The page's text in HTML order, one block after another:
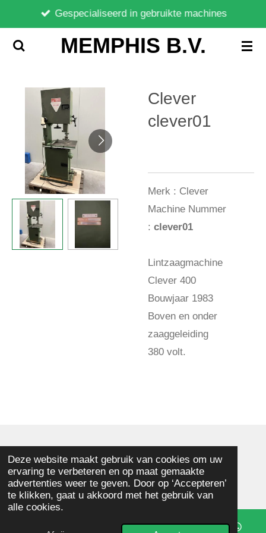
Deze website maakt gebruik van cookies om uw
ervaring te verbeteren en op maat gemaakte
advertenties weer te geven. Door op ‘Accepteren’
te klikken, gaat u akkoord met het gebruik van
alle cookies.
direct
naar
hoofdinhoud
MEMPHIS B.V.
Gespecialiseerd in gebruikte machines
Clever
clever01
Merk : Clever
Machine Nummer
: clever01
Lintzaagmachine
Clever 400
Bouwjaar 1983
Boven en onder
zaaggeleiding
380 volt.
© 2025 - 2026 Memphis Houtbewerkingsmachines
Powered by JouwWeb